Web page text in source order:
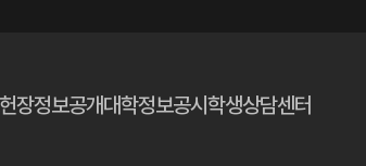
장정보공개대학정보공시(새 창 열림)
학생상담센터